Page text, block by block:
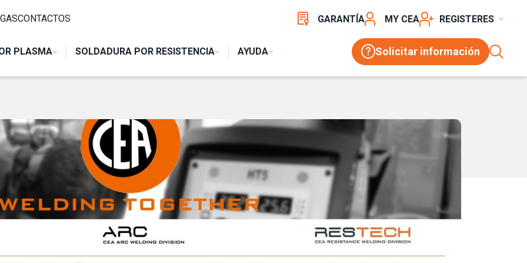
PLASMA SOLDADURA POR RESISTENCIA AYUDA Solicitar información
CONTACTOS GARANTÍA MY CEA REGISTER